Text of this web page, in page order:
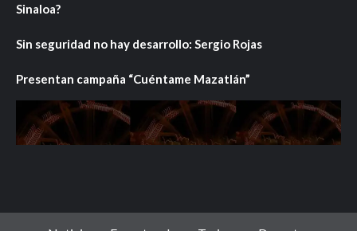
Sinaloa?
Sin seguridad no hay desarrollo: Sergio Rojas
Presentan campaña “Cuéntame Mazatlán”